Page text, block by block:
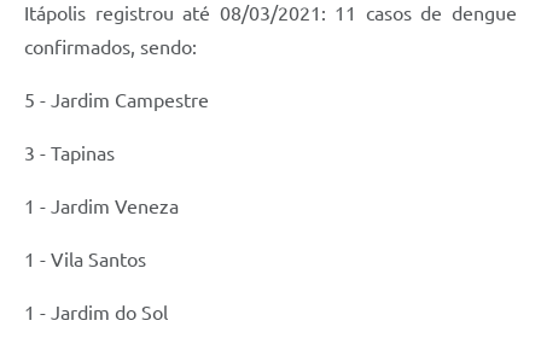
Turismo
Transparência
Itápolis registrou até 08/03/2021: 11 casos de dengue
confirmados, sendo:
5 - Jardim Campestre
3 - Tapinas
1 - Jardim Veneza
1 - Vila Santos
1 - Jardim do Sol